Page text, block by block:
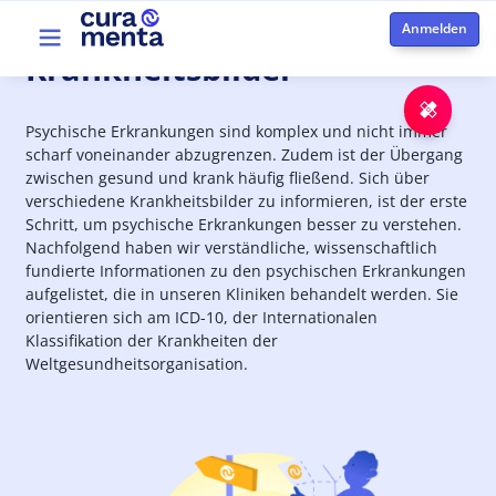
Skip to main content
Top menu
Krankheitsbilder
Psychische Erkrankungen sind komplex und nicht immer
scharf voneinander abzugrenzen. Zudem ist der Übergang
zwischen gesund und krank häufig fließend. Sich über
verschiedene Krankheitsbilder zu informieren, ist der erste
Schritt, um psychische Erkrankungen besser zu verstehen.
Nachfolgend haben wir verständliche, wissenschaftlich
fundierte Informationen zu den psychischen Erkrankungen
aufgelistet, die in unseren Kliniken behandelt werden. Sie
orientieren sich am ICD-10, der Internationalen
Klassifikation der Krankheiten der
Weltgesundheitsorganisation.